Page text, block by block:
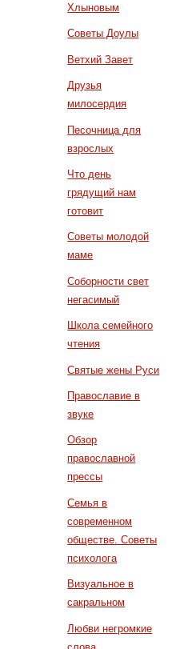
Хлыновым
Советы Доулы
Ветхий Завет
Друзья
милосердия
Песочница для
взрослых
Что день
грядущий нам
готовит
Советы молодой
маме
Соборности свет
негасимый
Школа семейного
чтения
Святые жены Руси
Православие в
звуке
Обзор
православной
прессы
Семья в
современном
обществе. Советы
психолога
Визуальное в
сакральном
Любви негромкие